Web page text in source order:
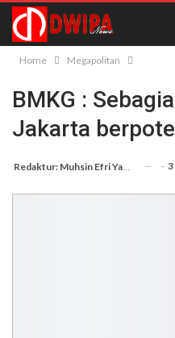
Home Megapolitan
BMKG :
Jakarta
- 3